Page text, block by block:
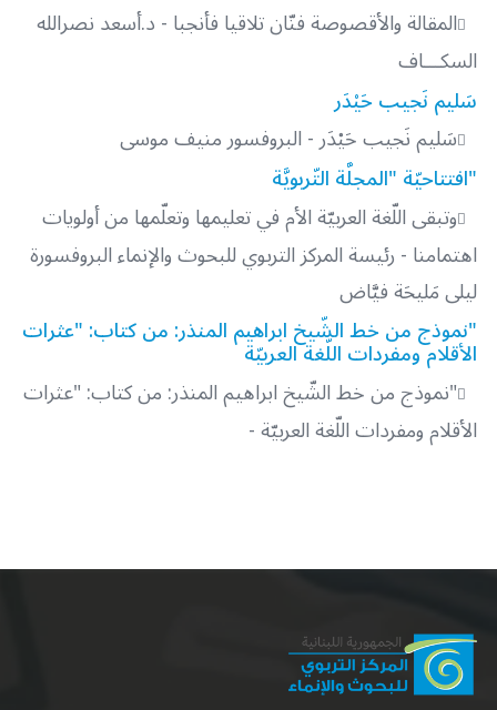
المقالة والأقصوصة فنّان تلاقيا فأنجبا - د.أسعد نصرالله
السكـــاف
سَليم نَجيب حَيْدَر
سَليم نَجيب حَيْدَر - البروفسور منيف موسى
"افتتاحيّة "المجلَّة التّربويَّة
وتبقى اللّغة العربيّة الأم في تعليمها وتعلّمها من أولويات
اهتمامنا - رئيسة المركز التربوي للبحوث والإنماء البروفسورة
ليلى مَليحَة فيَّاض
"نموذج من خط الشّيخ ابراهيم المنذر: من كتاب: "عثرات
الأقلام ومفردات اللّغة العربيّة
"نموذج من خط الشّيخ ابراهيم المنذر: من كتاب: "عثرات
الأقلام ومفردات اللّغة العربيّة -